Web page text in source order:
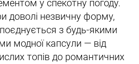
у спекотну погоду.
доволі незвичну форму,
з будь-якими
модної капсули — від
топів до романтичних